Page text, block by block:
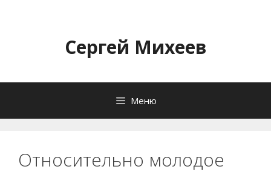
содержимомуСергей Михеев
Меню
Относительно молодое